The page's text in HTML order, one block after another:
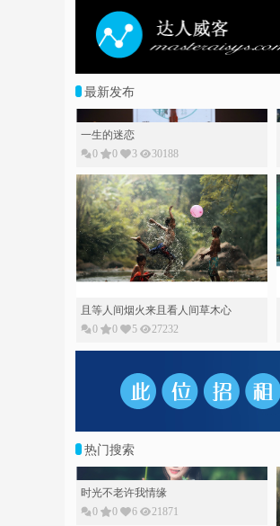
最新发布
一生的迷恋
0
0 3 30188
且等人间烟火来且看人间草木心
0
0 5 27232
热门搜索
时光不老许我情缘
0
0 6 21871